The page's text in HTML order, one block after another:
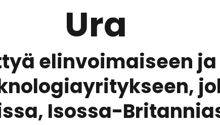
Ura
elinvoimaiseen
Isossa-